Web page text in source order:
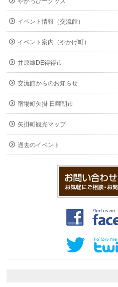
イベント情報（交流館）
イベント案内（やかげ町）
井原線DE得得市
交流館からのお知らせ
宿場町矢掛 日曜朝市
矢掛町観光マップ
過去のイベント